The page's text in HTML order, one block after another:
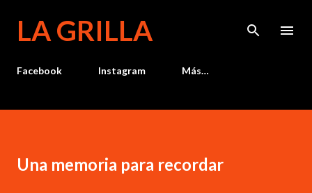
LA GRILLA
Facebook Instagram Más…
Una memoria para recordar